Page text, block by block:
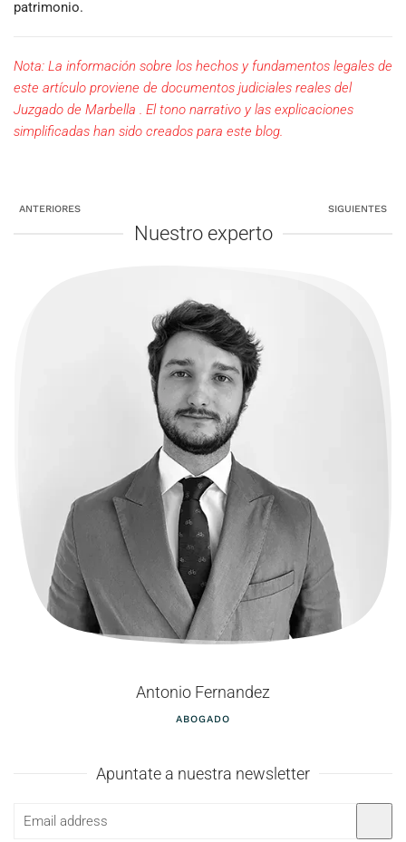
patrimonio.
Nota: La información sobre los hechos y fundamentos legales de
este artículo proviene de documentos judiciales reales del
Juzgado de Marbella . El tono narrativo y las explicaciones
simplificadas han sido creados para este blog.
ANTERIORES SIGUIENTES
Nuestro experto
Antonio Fernandez
ABOGADO
Apuntate a nuestra newsletter